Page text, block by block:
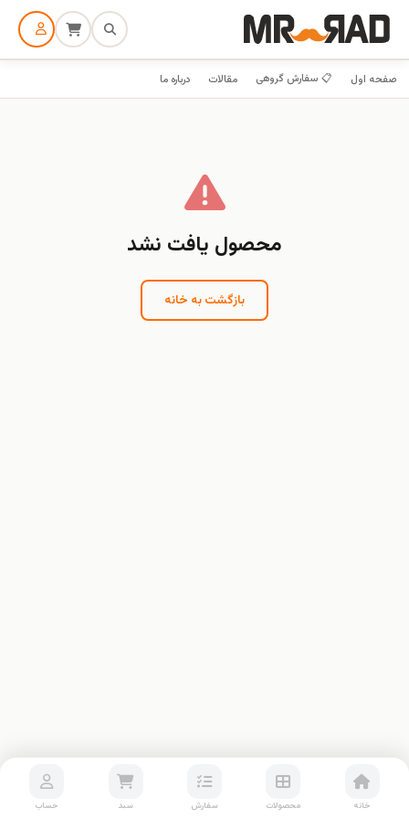
صفحه اول 📋 سفارش گروهی مقالات درباره ما
محصول یافت نشد
بازگشت به خانه
خانه محصولات سفارش سبد حساب